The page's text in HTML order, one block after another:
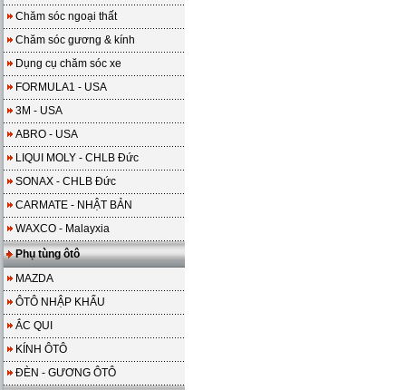
Chăm sóc ngoại thất
Chăm sóc gương & kính
Dụng cụ chăm sóc xe
FORMULA1 - USA
3M - USA
ABRO - USA
LIQUI MOLY - CHLB Đức
SONAX - CHLB Đức
CARMATE - NHẬT BẢN
WAXCO - Malayxia
Phụ tùng ôtô
MAZDA
ÔTÔ NHẬP KHẨU
ẮC QUI
KÍNH ÔTÔ
ĐÈN - GƯƠNG ÔTÔ